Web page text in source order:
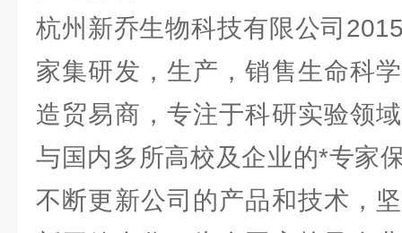
杭州新乔生物科技有限公司
家集研发，生产，销售生命科
造贸易商，专注于科研实验领
与国内多所高校及企业的*专家
不断更新公司的产品和技术，